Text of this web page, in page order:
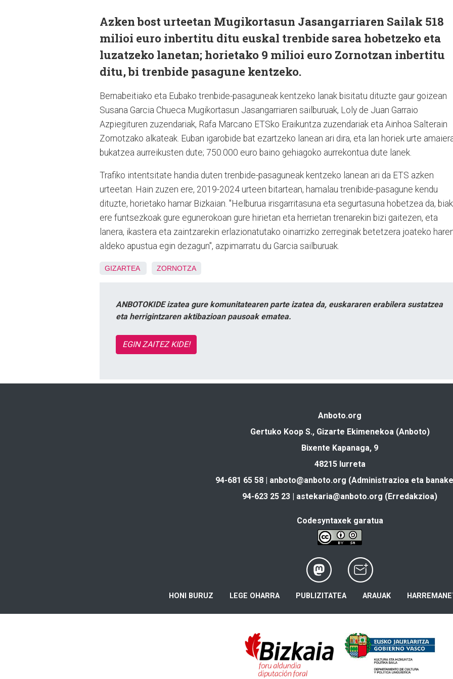
Azken bost urteetan Mugikortasun Jasangarriaren Sailak 518
milioi euro inbertitu ditu euskal trenbide sarea hobetzeko eta
luzatzeko lanetan; horietako 9 milioi euro Zornotzan inbertitu
ditu, bi trenbide pasagune kentzeko.
Bernabeitiako eta Eubako trenbide-pasaguneak kentzeko lanak bisitatu dituzte gaur goizean
Susana Garcia Chueca Mugikortasun Jasangarriaren sailburuak, Loly de Juan Garraio
Azpiegituren zuzendariak, Rafa Marcano ETSko Eraikuntza zuzendariak eta Ainhoa Salterain
Zornotzako alkateak. Euban igarobide bat ezartzeko lanean ari dira, eta lan horiek urte
bukatzea aurreikusten dute; 750.000 euro baino gehiagoko aurrekontua dute lanek.
Trafiko intentsitate handia duten trenbide-pasaguneak kentzeko lanean ari da ETS azken
urteetan. Hain zuzen ere, 2019-2024 urteen bitartean, hamalau trenibide-pasagune kendu
dituzte, horietako hamar Bizkaian. "Helburua irisgarritasuna eta segurtasuna hobetzea da, biak
ere funtsezkoak gure egunerokoan gure hirietan eta herrietan trenarekin bizi gaitezen, eta
lanera, ikastera eta zaintzarekin erlazionatutako oinarrizko zerreginak betetzera joateko
aldeko apustua egin dezagun", azpimarratu du Garcia sailburuak.
GIZARTEA ZORNOTZA
ANBOTOKIDE izatea gure komunitatearen parte izatea da, euskararen erabilera sustatzea
eta herrigintzaren aktibazioan pausoak ematea.
EGIN ZAITEZ KIDE!
Anboto.org
Gertuko Koop S., Gizarte Ekimenekoa (Anboto)
Bixente Kapanaga, 9
48215 Iurreta
94-681 65 58 | anboto@anboto.org (Administrazioa eta
94-623 25 23 | astekaria@anboto.org (Erredakzioa)
Codesyntaxek garatua
HONI BURUZ LEGE OHARRA PUBLIZITATEA ARAUAK